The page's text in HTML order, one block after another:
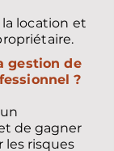
la location et
gestion de
?
de gagner
risques